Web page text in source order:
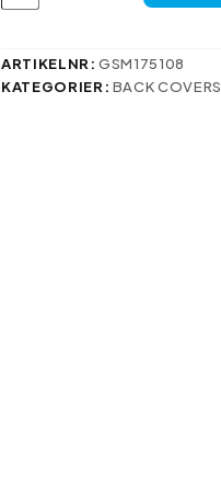
6,1"
mörkblått
ARTIKELNR:GSM175108
KATEGORIER: BACK COVERS